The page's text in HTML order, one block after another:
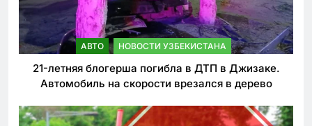
АВТО НОВОСТИ УЗБЕКИСТАНА
21-летняя блогерша погибла в ДТП в Джизаке.
Автомобиль на скорости врезался в дерево